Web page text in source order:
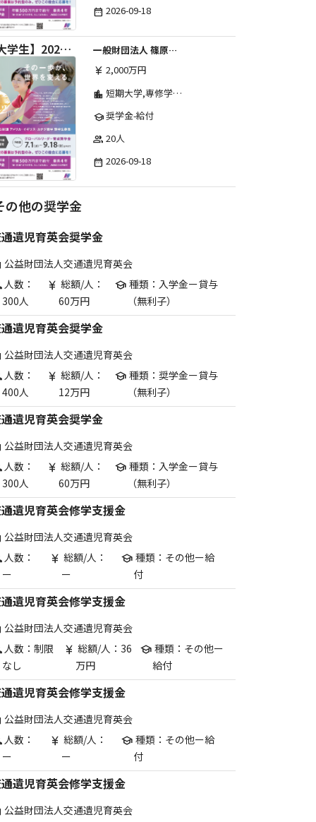
date_range 2026-09-18
【大学生】2026年度 しのはら財団 アメリカ・イギリス・カナダ英語留学奨学金
一般財団法人 篠原欣子記念財団 (海外留学奨学金グループ)
currency_yen 2,000万円
location_city 短期大学,専修学校,高等専門学校,その他,高等学校,大学院,大学
school奨学金-給付
group 20人
date_range 2026-09-18
の他の奨学金
遺児育英会奨学金
公益財団法人交通遺児育英会
人数：
300人
currency_yen 総額/人：
60万円
school 種類：入学金ー貸与
（無利子）
遺児育英会奨学金
公益財団法人交通遺児育英会
人数：
400人
currency_yen 総額/人：
12万円
school 種類：奨学金ー貸与
（無利子）
遺児育英会奨学金
公益財団法人交通遺児育英会
人数：
300人
currency_yen 総額/人：
60万円
school 種類：入学金ー貸与
（無利子）
遺児育英会修学支援金
公益財団法人交通遺児育英会
人数：
ー
currency_yen 総額/人：
ー
school 種類：その他ー給
付
遺児育英会修学支援金
公益財団法人交通遺児育英会
人数：制限
なし
currency_yen 総額/人：36
万円
school 種類：その他ー
給付
遺児育英会修学支援金
公益財団法人交通遺児育英会
人数：
ー
currency_yen 総額/人：
ー
school 種類：その他ー給
付
遺児育英会修学支援金
公益財団法人交通遺児育英会